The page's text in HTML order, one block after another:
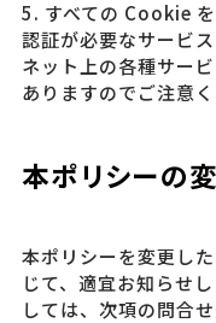
5. すべての Cookie を
認証が必要なサービ
ネット上の各種サー
ありますのでご注意く
本ポリシーの
本ポリシーを変更し
じて、適宜お知らせ
しては、次項の問合